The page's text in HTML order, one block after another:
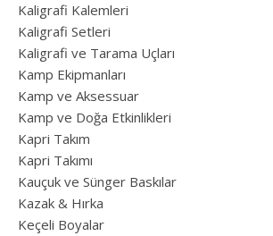
Kaligrafi Kalemleri
Kaligrafi Setleri
Kaligrafi ve Tarama Uçları
Kamp Ekipmanları
Kamp ve Aksessuar
Kamp ve Doğa Etkinlikleri
Kapri Takım
Kapri Takımı
Kauçuk ve Sünger Baskılar
Kazak & Hırka
Keçeli Boyalar